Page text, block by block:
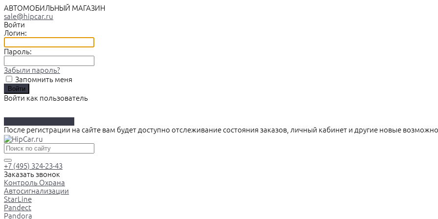
АВТОМОБИЛЬНЫЙ МАГАЗИН
sale@hipcar.ru
Войти
Логин:
Пароль:
Забыли пароль?
Запомнить меня
Войти как пользователь
После регистрации на сайте вам будет доступно отслеживание состояния заказов, личный кабинет и другие новые
+7 (495) 324-23-43
Заказать звонок
Контроль Охрана
Автосигнализации
StarLine
Pandect
Pandora